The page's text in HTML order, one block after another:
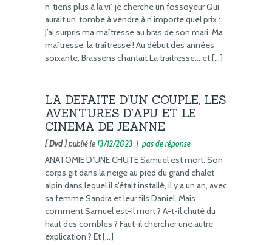
n’ tiens plus à la vi’, je cherche un fossoyeur Qui’
aurait un’ tombe à vendre à n’importe quel prix :
J’ai surpris ma maîtresse au bras de son mari, Ma
maîtresse, la traîtresse ! Au début des années
soixante, Brassens chantait La traitresse… et […]
LA DEFAITE D’UN COUPLE, LES
AVENTURES D’APU ET LE
CINEMA DE JEANNE
[ Dvd ]publié le13/12/2023 | pas de réponse
ANATOMIE D’UNE CHUTE Samuel est mort. Son
corps git dans la neige au pied du grand chalet
alpin dans lequel il s’était installé, il y a un an, avec
sa femme Sandra et leur fils Daniel. Mais
comment Samuel est-il mort ? A-t-il chuté du
haut des combles ? Faut-il chercher une autre
explication ? Et […]